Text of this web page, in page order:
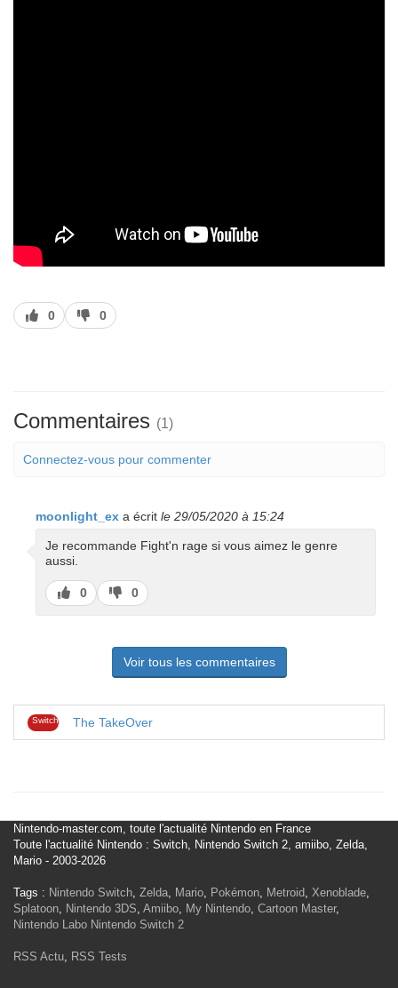
J’aime
0
J’aime
pas
0
Commentaires (1)
Connectez-vous pour commenter
moonlight_ex a écrit le 29/05/2020 à 15:24
Je recommande Fight'n rage si vous aimez le genre
aussi.
J’aime
0
J’aime
pas
0
Voir tous les commentaires
Switch The TakeOver
Nintendo-master.com, toute l'actualité Nintendo en France
Toute l'actualité Nintendo : Switch, Nintendo Switch 2, amiibo, Zelda,
Mario - 2003-2026
Tags : Nintendo Switch, Zelda, Mario, Pokémon, Metroid, Xenoblade,
Splatoon, Nintendo 3DS, Amiibo, My Nintendo, Cartoon Master,
Nintendo Labo Nintendo Switch 2
RSS Actu, RSS Tests